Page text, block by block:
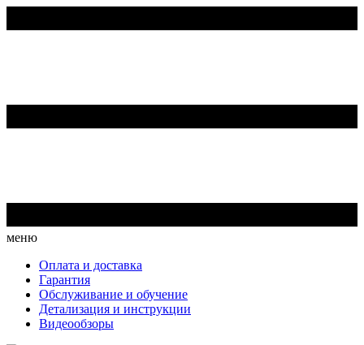
меню
Оплата и доставка
Гарантия
Обслуживание и обучение
Детализация и инструкции
Видеообзоры